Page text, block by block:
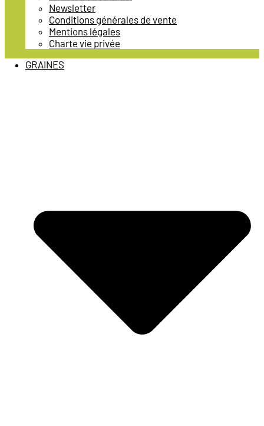
Newsletter
Conditions générales de vente
Mentions légales
Charte vie privée
GRAINES